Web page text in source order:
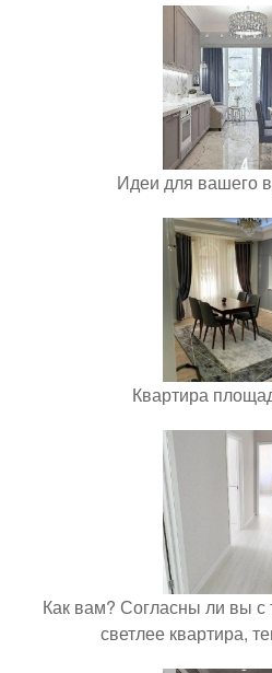
Идеи для вашего
Квартира
Как вам? Согласны ли вы
светлее квартира,